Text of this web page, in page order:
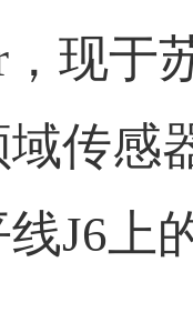
，现于
传感
J6上